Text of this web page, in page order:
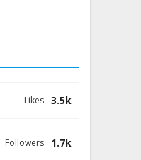
3.5k
Likes
1.7k
Followers